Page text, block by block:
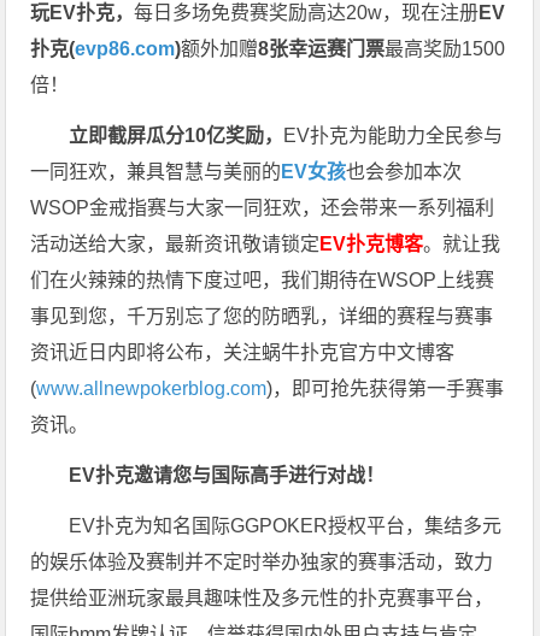
玩EV扑克，每日多场免费赛奖励高达20w，现在注册EV
扑克(evp86.com)额外加赠8张幸运赛门票最高奖励1500
倍！
立即截屏瓜分10亿奖励， EV扑克为能助力全民参与
一同狂欢，兼具智慧与美丽的 EV女孩也会参加本次
WSOP金戒指赛与大家一同狂欢，还会带来一系列福利
活动送给大家，最新资讯敬请锁定 EV扑克博客。就让我
们在火辣辣的热情下度过吧，我们期待在WSOP上线赛
事见到您，千万别忘了您的防晒乳，详细的赛程与赛事
资讯近日内即将公布，关注蜗牛扑克官方中文博客
(www.allnewpokerblog.com)，即可抢先获得第一手赛事
资讯。
EV扑克邀请您与国际高手进行对战！
EV扑克为知名国际GGPOKER授权平台，集结多元
的娱乐体验及赛制并不定时举办独家的赛事活动，致力
提供给亚洲玩家最具趣味性及多元性的扑克赛事平台，